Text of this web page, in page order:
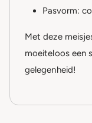
Pasvorm:
Met deze
moeiteloos een
gelegenheid!